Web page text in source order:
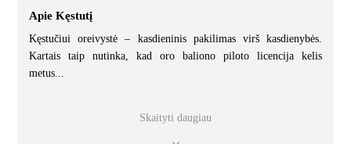
Apie Kęstutį
Kęstučiui oreivystė – kasdieninis pakilimas virš kasdienybės.
Kartais taip nutinka, kad oro baliono piloto licencija kelis
metus...
Skaityti daugiau